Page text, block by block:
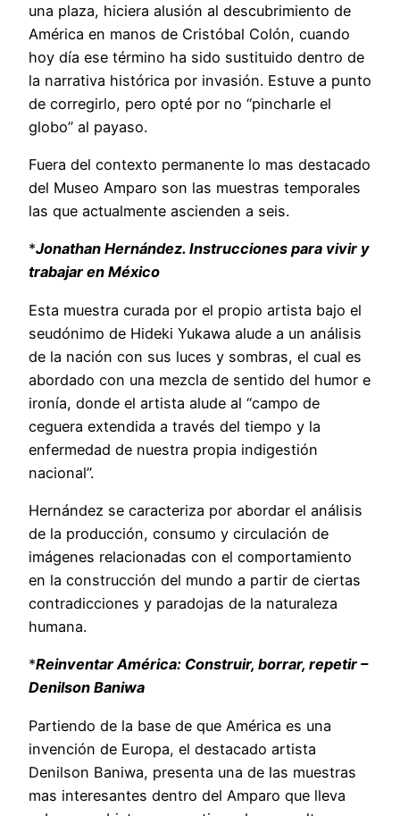
una plaza, hiciera alusión al descubrimiento de
América en manos de Cristóbal Colón, cuando
hoy día ese término ha sido sustituido dentro de
la narrativa histórica por invasión. Estuve a punto
de corregirlo, pero opté por no “pincharle el
globo” al payaso.
Fuera del contexto permanente lo mas destacado
del Museo Amparo son las muestras temporales
las que actualmente ascienden a seis.
*Jonathan Hernández. Instrucciones para vivir y
trabajar en México
Esta muestra curada por el propio artista bajo el
seudónimo de Hideki Yukawa alude a un análisis
de la nación con sus luces y sombras, el cual es
abordado con una mezcla de sentido del humor e
ironía, donde el artista alude al “campo de
ceguera extendida a través del tiempo y la
enfermedad de nuestra propia indigestión
nacional”.
Hernández se caracteriza por abordar el análisis
de la producción, consumo y circulación de
imágenes relacionadas con el comportamiento
en la construcción del mundo a partir de ciertas
contradicciones y paradojas de la naturaleza
humana.
*Reinventar América: Construir, borrar, repetir –
Denilson Baniwa
Partiendo de la base de que América es una
invención de Europa, el destacado artista
Denilson Baniwa, presenta una de las muestras
mas interesantes dentro del Amparo que lleva